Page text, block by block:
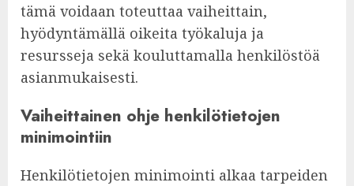
tämä voidaan toteuttaa vaiheittain,
hyödyntämällä oikeita työkaluja ja
resursseja sekä kouluttamalla henkilöstöä
asianmukaisesti.
Vaiheittainen ohje henkilötietojen
minimointiin
Henkilötietojen minimointi alkaa tarpeiden